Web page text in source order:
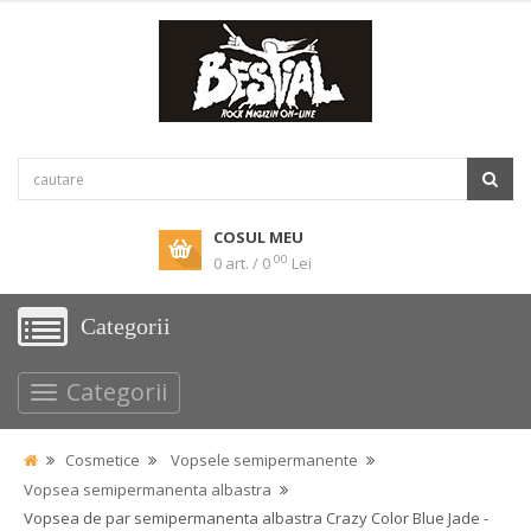
COSUL MEU
0 art. / 0 00 Lei
Categorii
Categorii
Cosmetice
Vopsele semipermanente
Vopsea semipermanenta albastra
Vopsea de par semipermanenta albastra Crazy Color Blue Jade -